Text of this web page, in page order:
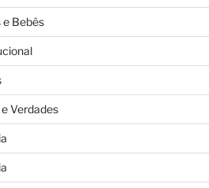
e Bebês
Verdades